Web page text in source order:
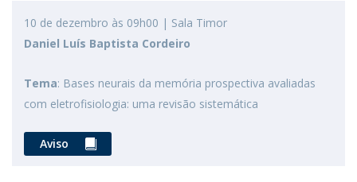
10 de dezembro às 09h00 | Sala Timor
Daniel Luís Baptista Cordeiro
Tema: Bases neurais da memória prospectiva avaliadas
com eletrofisiologia: uma revisão sistemática
Aviso